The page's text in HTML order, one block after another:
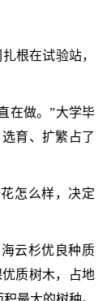
根在试验站，
在做。”大学毕
育、扩繁占了
怎么样，决定
云杉优良种质
质树木，占地